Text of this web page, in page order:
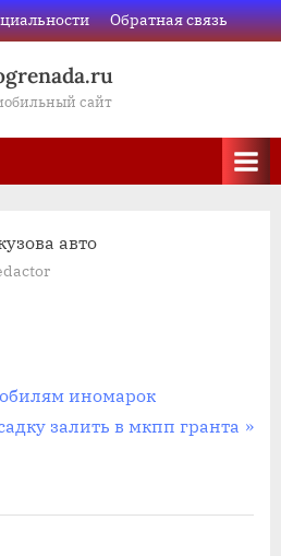
Обратная связь
сайт
авто
иномарок
залить в мкпп гранта